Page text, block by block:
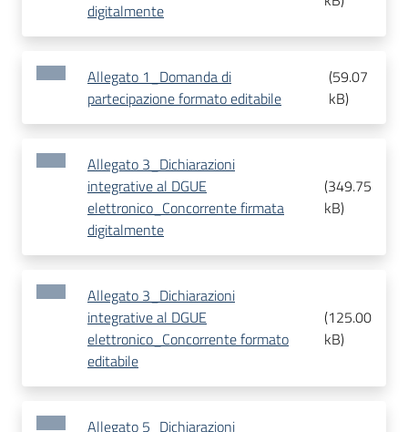
digitalmente
Allegato 1_Domanda di
partecipazione formato editabile
(59.07
kB)
Allegato 3_Dichiarazioni
integrative al DGUE
elettronico_Concorrente firmata
digitalmente
(349.75
kB)
Allegato 3_Dichiarazioni
integrative al DGUE
elettronico_Concorrente formato
editabile
(125.00
kB)
Allegato 5_Dichiarazioni